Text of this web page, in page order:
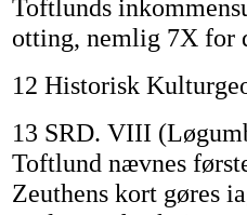
Toftlunds
otting, nemlig 7X for
12 Historisk
13 SRD. VIII
Toftlund nævnes
Zeuthens kort gøres